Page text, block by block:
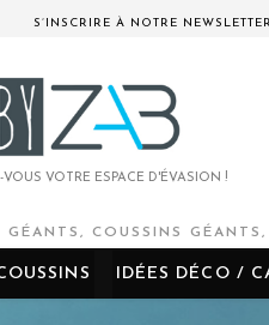
S’INSCRIRE À NOTRE NEWSLETTER
VOUS VOTRE ESPACE D'ÉVASION !
COUSSINS
IDÉES DÉCO /